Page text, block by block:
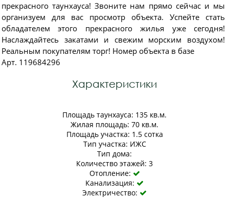
прекрасного таунхауса! Звоните нам прямо сейчас и мы
организуем для вас просмотр объекта. Успейте стать
обладателем этого прекрасного жилья уже сегодня!
Наслаждайтесь закатами и свежим морским воздухом!
Реальным покупателям торг! Номер объекта в базе
Арт. 119684296
Характеристики
Площадь таунхауса: 135 кв.м.
Жилая площадь: 70 кв.м.
Площадь участка: 1.5 сотка
Тип участка: ИЖС
Тип дома:
Количество этажей: 3
Отопление: 
Канализация: 
Электричество: 